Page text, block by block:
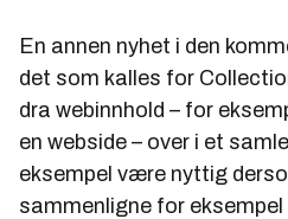
En annen nyhet i den
det som kalles for
dra webinnhold – for
en webside – over i et
eksempel være nyttig
sammenligne for